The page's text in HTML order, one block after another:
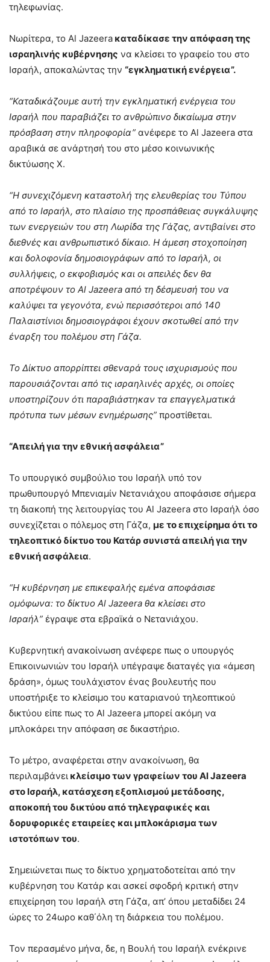
τηλεφωνίας.
Νωρίτερα, το Al Jazeera καταδίκασε την απόφαση της
ισραηλινής κυβέρνησης να κλείσει το γραφείο του στο
Ισραήλ, αποκαλώντας την “εγκληματική ενέργεια”.
“Καταδικάζουμε αυτή την εγκληματική ενέργεια του
Ισραήλ που παραβιάζει το ανθρώπινο δικαίωμα στην
πρόσβαση στην πληροφορία” ανέφερε το Al Jazeera στα
αραβικά σε ανάρτησή του στο μέσο κοινωνικής
δικτύωσης X.
“Η συνεχιζόμενη καταστολή της ελευθερίας του Τύπου
από το Ισραήλ, στο πλαίσιο της προσπάθειας συγκάλυψης
των ενεργειών του στη Λωρίδα της Γάζας, αντιβαίνει στο
διεθνές και ανθρωπιστικό δίκαιο. Η άμεση στοχοποίηση
και δολοφονία δημοσιογράφων από το Ισραήλ, οι
συλλήψεις, ο εκφοβισμός και οι απειλές δεν θα
αποτρέψουν το Al Jazeera από τη δέσμευσή του να
καλύψει τα γεγονότα, ενώ περισσότεροι από 140
Παλαιστίνιοι δημοσιογράφοι έχουν σκοτωθεί από την
έναρξη του πολέμου στη Γάζα.
Το Δίκτυο απορρίπτει σθεναρά τους ισχυρισμούς που
παρουσιάζονται από τις ισραηλινές αρχές, οι οποίες
υποστηρίζουν ότι παραβιάστηκαν τα επαγγελματικά
πρότυπα των μέσων ενημέρωσης” προστίθεται.
“Απειλή για την εθνική ασφάλεια”
Το υπουργικό συμβούλιο του Ισραήλ υπό τον
πρωθυπουργό Μπενιαμίν Νετανιάχου αποφάσισε σήμερα
τη διακοπή της λειτουργίας του Al Jazeera στο Ισραήλ όσο
συνεχίζεται ο πόλεμος στη Γάζα, με το επιχείρημα ότι το
τηλεοπτικό δίκτυο του Κατάρ συνιστά απειλή για την
εθνική ασφάλεια.
“Η κυβέρνηση με επικεφαλής εμένα αποφάσισε
ομόφωνα: το δίκτυο Al Jazeera θα κλείσει στο
Ισραήλ” έγραψε στα εβραϊκά ο Νετανιάχου.
Κυβερνητική ανακοίνωση ανέφερε πως ο υπουργός
Επικοινωνιών του Ισραήλ υπέγραψε διαταγές για «άμεση
δράση», όμως τουλάχιστον ένας βουλευτής που
υποστήριξε το κλείσιμο του καταριανού τηλεοπτικού
δικτύου είπε πως το Al Jazeera μπορεί ακόμη να
μπλοκάρει την απόφαση σε δικαστήριο.
Το μέτρο, αναφέρεται στην ανακοίνωση, θα
περιλαμβάνει κλείσιμο των γραφείων του Al Jazeera
στο Ισραήλ, κατάσχεση εξοπλισμού μετάδοσης,
αποκοπή του δικτύου από τηλεγραφικές και
δορυφορικές εταιρείες και μπλοκάρισμα των
ιστοτόπων του.
Σημειώνεται πως το δίκτυο χρηματοδοτείται από την
κυβέρνηση του Κατάρ και ασκεί σφοδρή κριτική στην
επιχείρηση του Ισραήλ στη Γάζα, απ’ όπου μεταδίδει 24
ώρες το 24ωρο καθ΄όλη τη διάρκεια του πολέμου.
Τον περασμένο μήνα, δε, η Βουλή του Ισραήλ ενέκρινε